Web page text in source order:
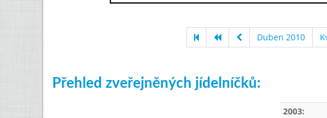
Duben 2010
Přehled zveřejněných jídelníčků:
2003: